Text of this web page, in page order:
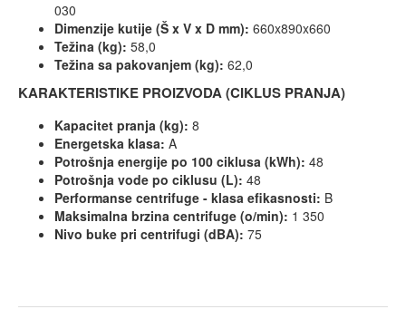
030
Dimenzije kutije (Š x V x D mm): 660x890x660
Težina (kg): 58,0
Težina sa pakovanjem (kg): 62,0
KARAKTERISTIKE PROIZVODA (CIKLUS PRANJA)
Kapacitet pranja (kg): 8
Energetska klasa: A
Potrošnja energije po 100 ciklusa (kWh): 48
Potrošnja vode po ciklusu (L): 48
Performanse centrifuge - klasa efikasnosti: B
Maksimalna brzina centrifuge (o/min): 1 350
Nivo buke pri centrifugi (dBA): 75